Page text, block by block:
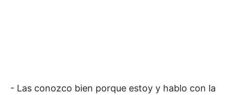
- Las conozco bien porque estoy y hablo con la